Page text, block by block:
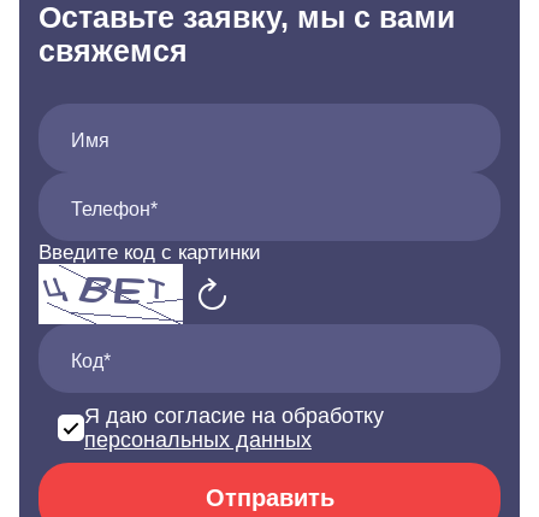
Оставьте заявку, мы с вами
свяжемся
Имя
Телефон*
Введите код с картинки
Код*
Я даю согласие на обработку
персональных данных
Отправить